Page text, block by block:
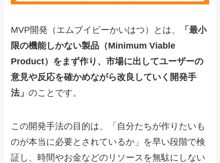
MVP開発（エムブイピーかいはつ）とは、
「最小
限の機能しかない製品（Minimum Viable
Product）をまず作り、市場に出してユーザーの
意見や反応を確かめながら改良していく開発手
法」のことです。
この開発手法の目的は、「自分たちが作りたいも
のが本当に必要とされているか」を早い段階で検
証し、時間やお金などのリソースを無駄にしない